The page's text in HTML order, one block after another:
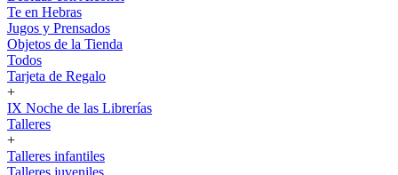
Te en Hebras
Jugos y Prensados
Objetos de la Tienda
Todos
Tarjeta de Regalo
+
IX Noche de las Librerías
Talleres
+
Talleres infantiles
Talleres juveniles